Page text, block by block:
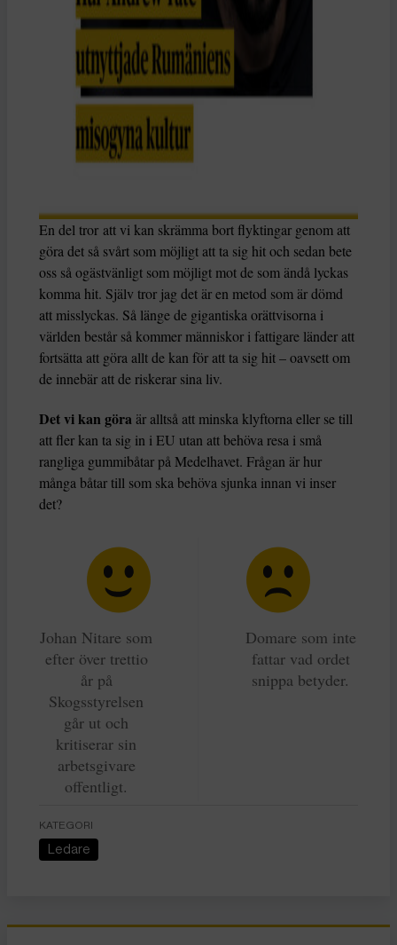
En del tror att vi kan skrämma bort flyktingar genom att
göra det så svårt som möjligt att ta sig hit och sedan bete
oss så ogästvänligt som möjligt mot de som ändå lyckas
komma hit. Själv tror jag det är en metod som är dömd
att misslyckas. Så länge de gigantiska orättvisorna i
världen består så kommer människor i fattigare länder att
fortsätta att göra allt de kan för att ta sig hit – oavsett om
de innebär att de riskerar sina liv.
Det vi kan göraär alltså att minska klyftorna eller se till
att fler kan ta sig in i EU utan att behöva resa i små
rangliga gummibåtar på Medelhavet. Frågan är hur
många båtar till som ska behöva sjunka innan vi inser
det?
Johan Nitare som
efter över trettio
år på
Skogsstyrelsen
går ut och
kritiserar sin
arbetsgivare
offentligt.
Domare som inte
fattar vad ordet
snippa betyder.
KATEGORI
Ledare